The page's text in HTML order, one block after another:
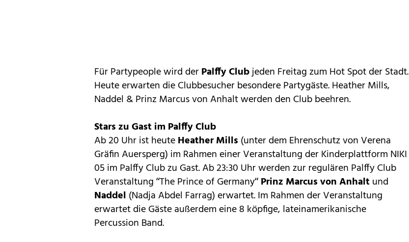
Für Partypeople wird derPalffy Clubjeden Freitag zum Hot Spot der Stadt.
Heute erwarten die Clubbesucher besondere Partygäste. Heather Mills,
Naddel & Prinz Marcus von Anhalt werden den Club beehren.
Stars zu Gast im Palffy Club
Ab 20 Uhr ist heuteHeather Mills (unter dem Ehrenschutz von Verena
Gräfin Auersperg) im Rahmen einer Veranstaltung der Kinderplattform NIKI
05 im Palffy Club zu Gast. Ab 23:30 Uhr werden zur regulären Palffy Club
Veranstaltung “The Prince of Germany“Prinz Marcus von Anhaltund
Naddel (Nadja Abdel Farrag) erwartet. Im Rahmen der Veranstaltung
erwartet die Gäste außerdem eine 8 köpfige, lateinamerikanische
Percussion Band.